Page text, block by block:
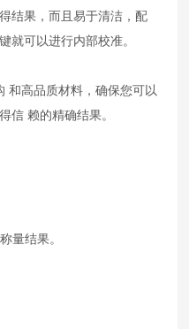
结果，而且易于清洁，配
就可以进行内部校准。
和高品质材料，确保您可以
信 赖的精确结果。
量结果。